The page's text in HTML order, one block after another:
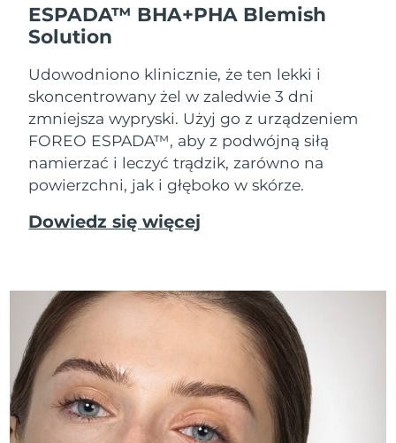
ESPADA™ BHA+PHA Blemish
Solution
Udowodniono klinicznie, że ten lekki i
skoncentrowany żel w zaledwie 3 dni
zmniejsza wypryski. Użyj go z urządzeniem
FOREO ESPADA™, aby z podwójną siłą
namierzać i leczyć trądzik, zarówno na
powierzchni, jak i głęboko w skórze.
Dowiedz się więcej